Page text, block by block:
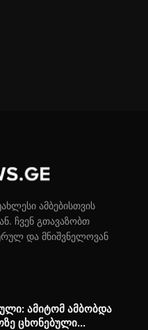
ამბებისთვის
ჩვენ გთავაზობთ
და მნიშვნელოვან
ამიტომ ამბობდა
ცხონებული...